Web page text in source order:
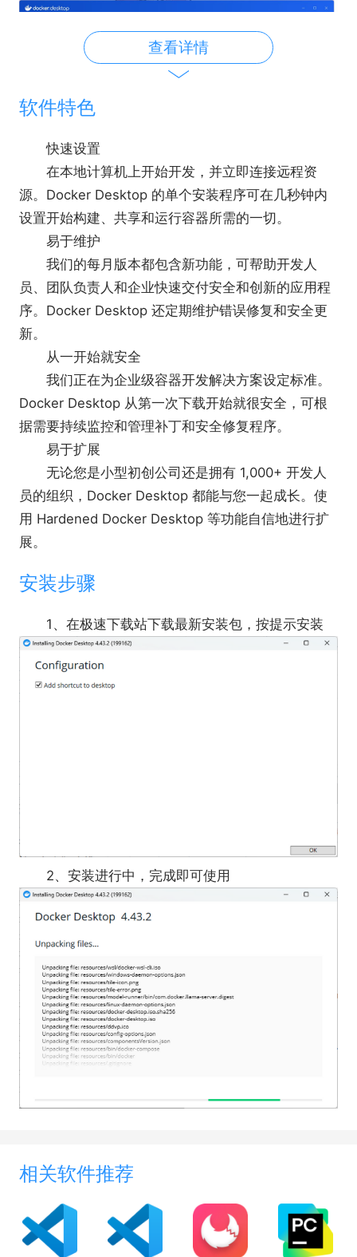
主要功能
能够在任何云平台上以多种语言和框架容器化和
共享任何应用程序。
快速安装和设置完整的 Docker 开发环境。
包括最新版本的 Kubernetes。
在 Windows 上，能够在 Linux 和 Windows 容
器之间切换以构建应用程序。
通过本机 Windows Hyper-V 虚拟化实现快速可
靠的性能。
能够通过 Windows 计算机上的 WSL 2 在 Linux
上本机工作。
代码和数据的卷挂载，包括文件更改通知和轻松
访问本地主机上正在运行的容器。
查看详情
软件特色
快速设置
在本地计算机上开始开发，并立即连接远程资
源。Docker Desktop 的单个安装程序可在几秒钟内
设置开始构建、共享和运行容器所需的一切。
易于维护
我们的每月版本都包含新功能，可帮助开发人
员、团队负责人和企业快速交付安全和创新的应用程
序。Docker Desktop 还定期维护错误修复和安全更
新。
从一开始就安全
我们正在为企业级容器开发解决方案设定标准。
Docker Desktop 从第一次下载开始就很安全，可根
据需要持续监控和管理补丁和安全修复程序。
易于扩展
无论您是小型初创公司还是拥有 1,000+ 开发人
员的组织，Docker Desktop 都能与您一起成长。使
用 Hardened Docker Desktop 等功能自信地进行扩
展。
安装步骤
1、在极速下载站下载最新安装包，按提示安装
2、安装进行中，完成即可使用
相关软件推荐